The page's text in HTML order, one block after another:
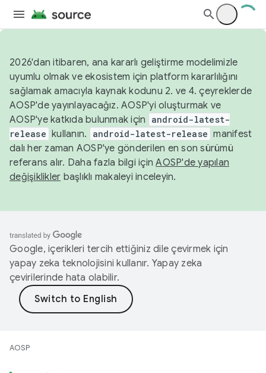
2026'dan itibaren, ana kararlı geliştirme modelimizle
uyumlu olmak ve ekosistem için platform kararlılığını
sağlamak amacıyla kaynak kodunu 2. ve 4. çeyreklerde
AOSP'de yayınlayacağız. AOSP'yi oluşturmak ve
AOSP'ye katkıda bulunmak için
android-latest-
release kullanın. android-latest-release manifest
dalı her zaman AOSP'ye gönderilen en son sürümü
referans alır. Daha fazla bilgi içinAOSP'de yapılan
değişiklikler başlıklı makaleyi inceleyin.
Google, içerikleri tercih ettiğiniz dile çevirmek için
yapay zeka teknolojisini kullanır. Yapay zeka
çevirilerinde hata olabilir.
AOSP